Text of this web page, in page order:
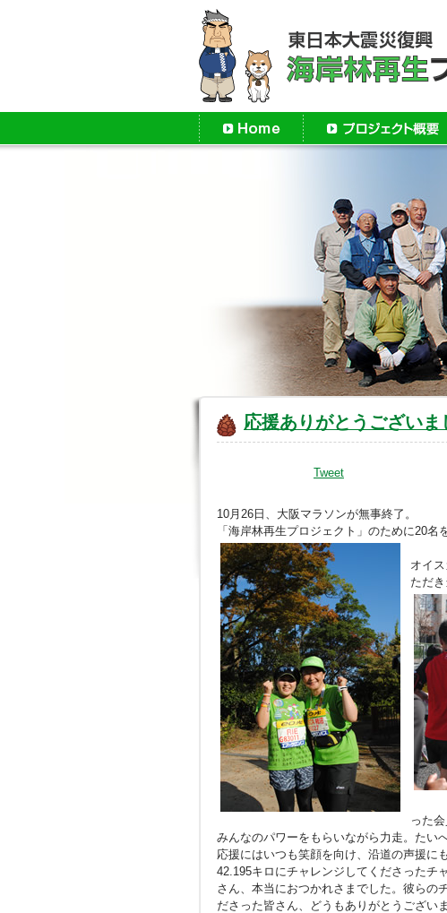
応援ありがとうございま
Tweet
10月26日、大阪マラソンが無事終了。
「海岸林再生プロジェクト」のために20名
オイ
ただ
った
みんなのパワーをもらいながら力走。たい
応援にはいつも笑顔を向け、沿道の声援に
42.195キロにチャレンジしてくださったチ
さん、本当におつかれさまでした。彼らの
ださった皆さん、どうもありがとうございま